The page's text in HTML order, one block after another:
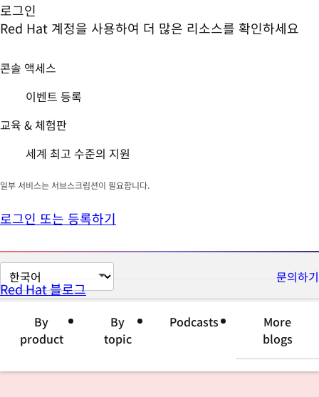
로그인
Red Hat 계정을 사용하여 더 많은 리소스를 확인하세요
콘솔 액세스
이벤트 등록
교육 & 체험판
세계 최고 수준의 지원
일부 서비스는 서브스크립션이 필요합니다.
로그인 또는 등록하기
페
이
변
문의하기
Red Hat 블로그
By
product
By
topic
Podcasts
More
blogs